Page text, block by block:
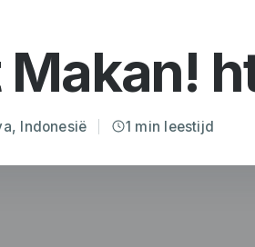
Makan!
Indonesië 1 min leestijd